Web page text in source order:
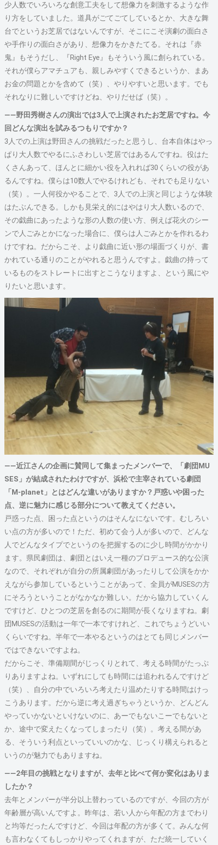
少人数でいろいろな創意工夫をして想像力を刺激するような作
り方をしていました。道具がごてごてしているとか、大きな舞
台でというお芝居ではないんですが、そこにこそ演劇の面白さ
や手作りの面白さがあり、想像力をかきたてる。それは『赤
鬼』もそうだし、『Right Eye』もそういう風に創られている。
それが僕らアマチュアも、親しみやすくできるというか、まあ
お金の問題とかを含めて（笑）、やりやすいと思います。でも
それなりに難しいですけどね、やりだせば（笑）。
――野田秀樹さんの演出では3人で上演されたお芝居ですね。今
回どんな演出を試みるつもりですか？
3人での上演は野田さんの挑戦だったと思うし、台本自体はやっ
ぱり大人数でやるにふさわしい芝居ではあるんですね。役はた
くさんあって、ほんとに細かい役を入れれば30くらいの役があ
るんですね。僕らは10数人でやるけれども、それでも足りない
（笑）。一人何役かやることで、3人での上演と同じような体験
はたぶんできる。しかも見栄え的にはやはり大人数いるので、
その戯曲にあったような形の人数の使い方、例えば花火のシー
ンで人ごみとかになった場合に、僕らは人ごみとかを作れるわ
けですね。だからこそ、より戯曲に近い形の場面づくりが、書
かれている通りのことがやれると思うんですよ。戯曲の持って
いるものをストレートに出すとこうなりますよ、という風にや
りたいと思います。
――近江さんの企画に賛同して集まったメンバーで、「劇団MU
SES」が結成されたわけですが、浜松で主宰されている劇団
「M-planet」とはどんな違いがありますか？戸惑いや困った
点、逆に魅力に感じる部分について教えてください。
戸惑った点、困った点というのはそんなにないです。むしろい
い点の方が多いので！ただ、初めて会う人が多いので、どんな
人でどんなタイプでというのを把握するのに少し時間がかかり
ます。県民劇団は、劇団とはいえ一種のプロデュース的な公演
なので、それぞれが自分の所属劇団があったりして公演をかか
えながら参加しているということがあって、全員がMUSESの方
にそろうということがなかなか難しい。だから協力していくん
ですけど、ひとつの芝居を創るのに期間が長くなりますね。劇
団MUSESの活動は一年で一本ですけれど、これでちょうどいい
くらいですね。半年で一本やるというのはとても同じメンバー
ではできないですよね。
だからこそ、準備期間がじっくりとれて、考える時間がたっぷ
りありますよね。いずれにしても時間には追われるんですけど
（笑）、自分の中でいろいろ考えたり温めたりする時間はけっ
こうあります。だから逆に考え過ぎちゃうというか、どんどん
やっていかないといけないのに、あーでもないこーでもないと
か、途中で変えたくなってしまったり（笑）。考える間があ
る、そういう利点といっていいのかな、じっくり構えられると
いうのが魅力でもありますね。
――2年目の挑戦となりますが、去年と比べて何か変化はありま
したか？
去年とメンバーが半分以上替わっているのですが、今回の方が
年齢層が高いんですよ。昨年は、若い人から年配の方までわり
と均等だったんですけど、今回は年配の方が多くて。みんな何
も言わなくてもしっかりやってくれますが、ただ統一していく